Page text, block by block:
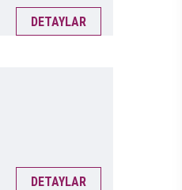
DETAYLAR
DETAYLAR